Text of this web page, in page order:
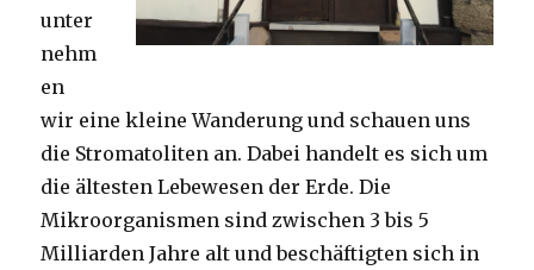
unter
nehm
en
wir eine kleine Wanderung und schauen uns
die Stromatoliten an. Dabei handelt es sich um
die ältesten Lebewesen der Erde. Die
Mikroorganismen sind zwischen 3 bis 5
Milliarden Jahre alt und beschäftigten sich in